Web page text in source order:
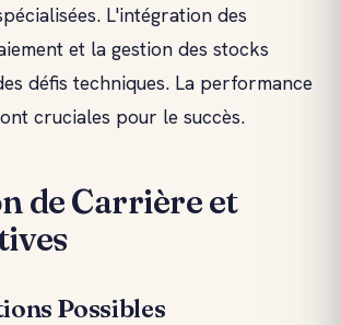
L'intégration des
et la gestion des stocks
défis techniques. La performance
cruciales pour le succès.
de Carrière et
Possibles